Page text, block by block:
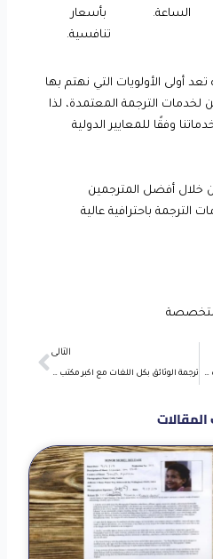
الساعة.
بأسعار
تنافسية.
أولى الأولويات التي نهتم بها
الترجمة المعتمدة، لذا
وفقًا للمعايير الدولية
خلال أفضل المترجمين
الترجمة باحترافية عالية
ترجمة تكنولوجيا المعلومات كل اللغات مع مكتب معتمد
التالى
ترجمة الوثائق بكل اللغات مع اكبر مكتب ترجمة معتمد